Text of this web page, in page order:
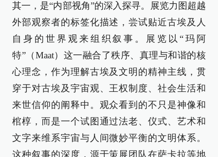
其一，是“内部视角”的深入探寻。展览力图超越
外部观察者的标签化描述，尝试贴近古埃及人
自身的世界观来组织叙事。展览以“玛阿
特”（Maat）这一融合了秩序、真理与和谐的核
心理念，作为理解古埃及文明的精神主线，贯
穿于对古埃及宇宙观、王权制度、社会生活和
来世信仰的阐释中。观众看到的不只是神像和
棺椁，而是一个试图通过法老、仪式、艺术和
文字来维系宇宙与人间微妙平衡的文明体系。
这种叙事的深度，源于策展团队在萨卡拉等地